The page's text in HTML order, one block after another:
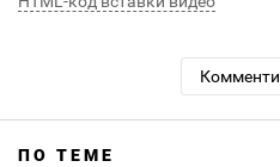
ПО ТЕМЕ